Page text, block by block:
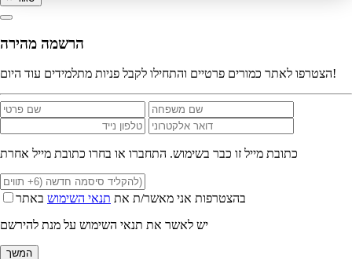
הרשמה מהירה
הצטרפו לאתר כמורים פרטיים והתחילו לקבל פניות מתלמידים עוד היום!
כתובת מייל זו כבר בשימוש. התחברו או בחרו כתובת מייל אחרת
בהצטרפות אני מאשר/ת את תנאי השימוש באתר
יש לאשר את תנאי השימוש על מנת להירשם
המשך